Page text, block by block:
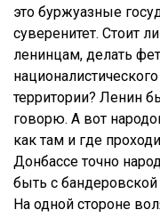
это буржуазные
суверенитет. Стоит
ленинцам, делать
территории? Ленин
говорю. А вот
как там и где
Донбассе точно
быть с бандеровской
На одной стороне